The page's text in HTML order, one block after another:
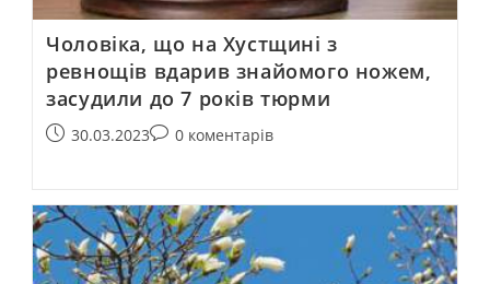
Чоловіка, що на Хустщині з
ревнощів вдарив знайомого ножем,
засудили до 7 років тюрми
30.03.2023 0 коментарів